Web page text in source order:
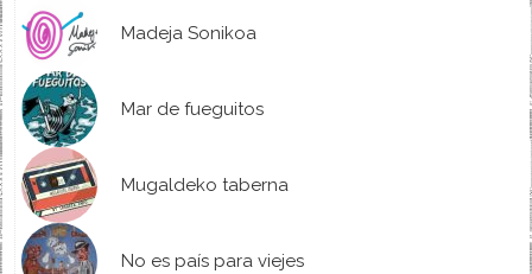
Madeja Sonikoa
Mar de fueguitos
Mugaldeko taberna
No es país para viejes